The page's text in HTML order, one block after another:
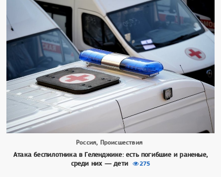
Россия, Происшествия
Атака беспилотника в Геленджике: есть погибшие и раненые,
среди них — дети
275